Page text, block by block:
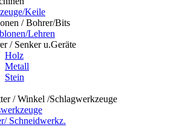
Keile
/ Bohrer/Bits
Lehren
/ Senker u.Geräte
Holz
Metall
Stein
/ Winkel /Schlagwerkzeuge
Schneidwerkz.